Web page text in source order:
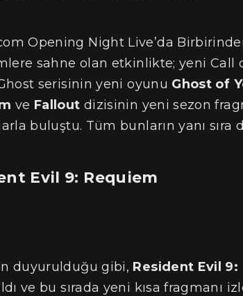
Opening Night Live’da
sahne olan etkinlikte; yeni Call
serisinin yeni oyunu Ghost of
ve Fallout dizisinin yeni sezon
buluştu. Tüm bunların yanı
Evil 9: Requiem
duyurulduğu gibi, Resident Evil 9:
ve bu sırada yeni kısa fragmanı